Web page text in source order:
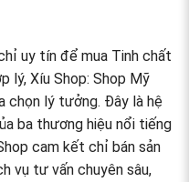
uy tín để mua Tinh chất
lý, Xíu Shop: Shop Mỹ
chọn lý tưởng. Đây là hệ
ba thương hiệu nổi tiếng
cam kết chỉ bán sản
vụ tư vấn chuyên sâu,